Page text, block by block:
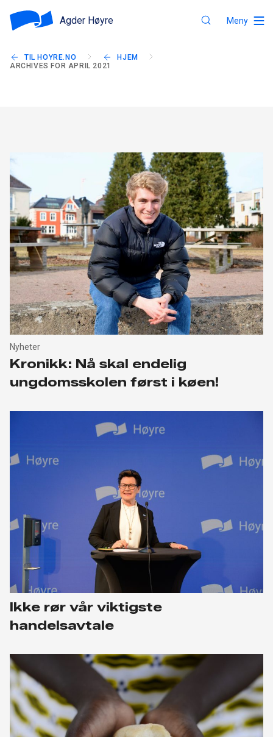
Agder Høyre Meny
TIL HOYRE.NO
HJEM
ARCHIVES FOR APRIL 2021
Nyheter
Kronikk: Nå skal endelig
ungdomsskolen først i køen!
Ikke rør vår viktigste
handelsavtale